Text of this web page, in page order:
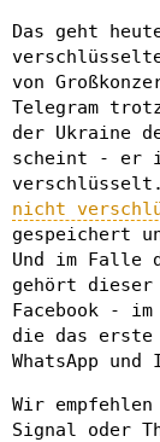
Das geht
von
Telegram
der Ukraine
scheint - er
nicht
gespeichert
Und im Falle
gehört
Facebook -
die das
WhatsApp
Wir
Signal oder